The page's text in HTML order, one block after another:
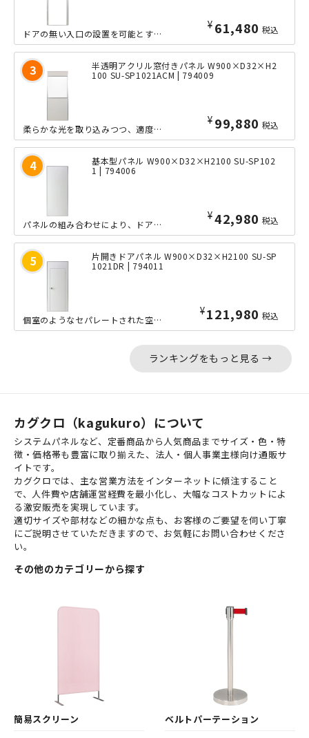
¥ 61,480 税込
ドアの無い入口の設置を可能とするパネルです。専門の職人や工具を使うことなく、設置...
半透明アクリル窓付きパネル W900×D32×H2
100 SU-SP1021ACM | 794009
¥ 99,880 税込
柔らかな光を取り込みつつ、適度なプライバシー空間を確保できる、半透明アクリル窓付...
基本型パネル W900×D32×H2100 SU-SP102
1 | 794006
¥42,980 税込
パネルの組み合わせにより、ドアまで取り付けられる本格的なパーテーションでありなが...
片開きドアパネル W900×D32×H2100 SU-SP
1021DR | 794011
¥121,980 税込
個室のようなセパレートされた空間を作るドアパネル。専門の職人や工具を使うことなく...
ランキングをもっと見る →
カグクロ（kagukuro）について
システムパネルなど、定番商品から人気商品までサイズ・色・特
徴・価格帯も豊富に取り揃えた、法人・個人事業主様向け通販サ
イトです。
カグクロでは、主な営業方法をインターネットに傾注すること
で、人件費や店舗運営経費を最小化し、大幅なコストカットによ
る激安販売を実現しています。
適切サイズや部材などの細かな点も、お客様のご要望を伺い丁寧
にご説明させていただきますので、お気軽にお問い合わせくださ
い。
その他のカテゴリーから探す
簡易スクリーン ベルトパーテーション